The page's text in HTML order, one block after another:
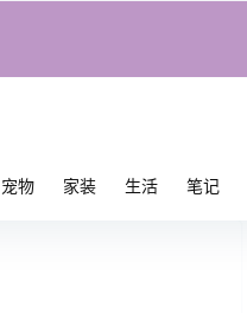
宠物 家装 生活 笔记